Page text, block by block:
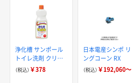
浄化槽 サンポール
トイレ洗剤 クリー
ナー 500mL 1個
（税込） ￥378
日本電産シンポ リ
ングコーン RX
（税込） ￥192,060～